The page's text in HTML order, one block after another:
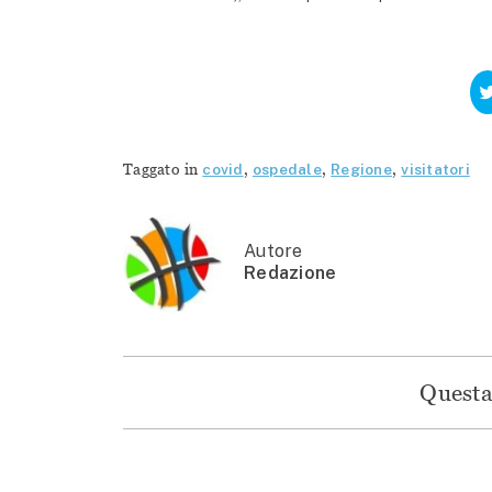
Taggato in covid, ospedale, Regione,visitatori
Autore
Redazione